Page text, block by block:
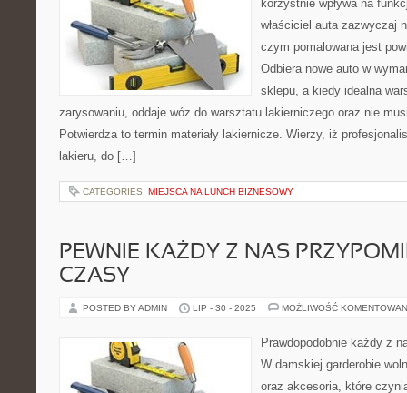
korzystnie wpływa na
właściciel auta zazwyczaj
czym pomalowana jest
Odbiera nowe auto w
sklepu, a kiedy idealna
zarysowaniu, oddaje wóz do warsztatu lakierniczego oraz nie
Potwierdza to termin materiały lakiernicze. Wierzy, iż
lakieru, do […]
CATEGORIES: MIEJSCA NA LUNCH BIZNESOWY
PEWNIE KAŻDY Z NAS
CZASY
POSTED BY ADMIN LIP - 30 - 2025 MOŻLIWOŚĆ
Prawdopodobnie każdy z
W damskiej garderobie
oraz akcesoria, które